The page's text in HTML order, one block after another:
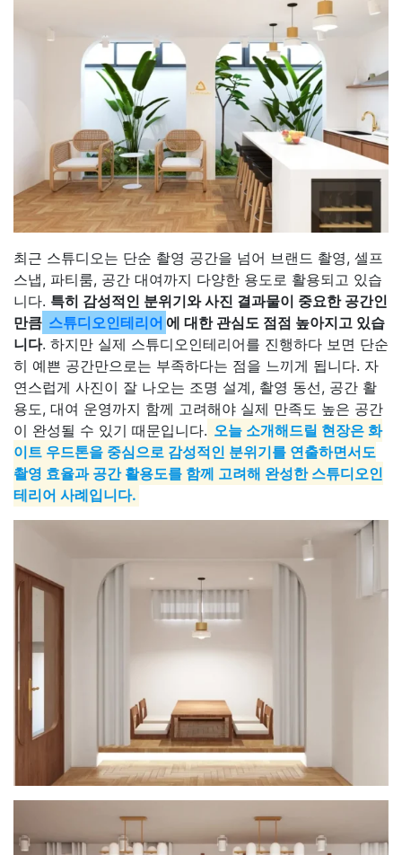
최근 스튜디오는 단순 촬영 공간을 넘어 브랜드 촬영, 셀프
스냅, 파티룸, 공간 대여까지 다양한 용도로 활용되고 있습
니다. 특히 감성적인 분위기와 사진 결과물이 중요한 공간인
만큼 스튜디오인테리어 에 대한 관심도 점점 높아지고 있습
니다. 하지만 실제 스튜디오인테리어를 진행하다 보면 단순
히 예쁜 공간만으로는 부족하다는 점을 느끼게 됩니다. 자
연스럽게 사진이 잘 나오는 조명 설계, 촬영 동선, 공간 활
용도, 대여 운영까지 함께 고려해야 실제 만족도 높은 공간
이 완성될 수 있기 때문입니다. 오늘 소개해드릴 현장은 화
이트 우드톤을 중심으로 감성적인 분위기를 연출하면서도
촬영 효율과 공간 활용도를 함께 고려해 완성한 스튜디오인
테리어 사례입니다.